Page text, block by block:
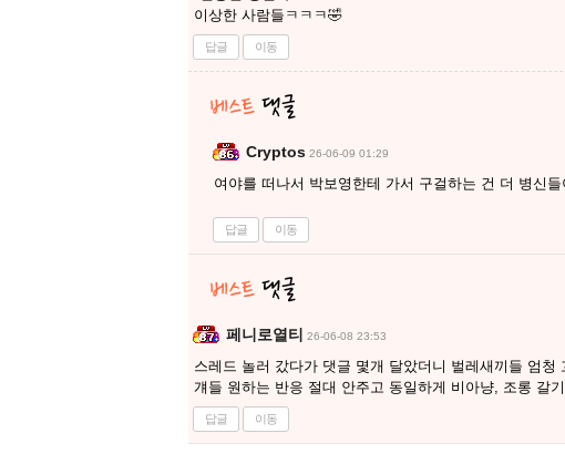
이상한 사람들ㅋㅋㅋ🤣
답글 이동
Cryptos 26-06-09 01:29
여야를 떠나서 박보영한테 가서 구걸하는 건 더 병신
답글 이동
페니로열티 26-06-08 23:53
스레드 놀러 갔다가 댓글 몇개 달았더니 벌레새끼들 엄청
걔들 원하는 반응 절대 안주고 동일하게 비아냥, 조롱 갈
답글 이동